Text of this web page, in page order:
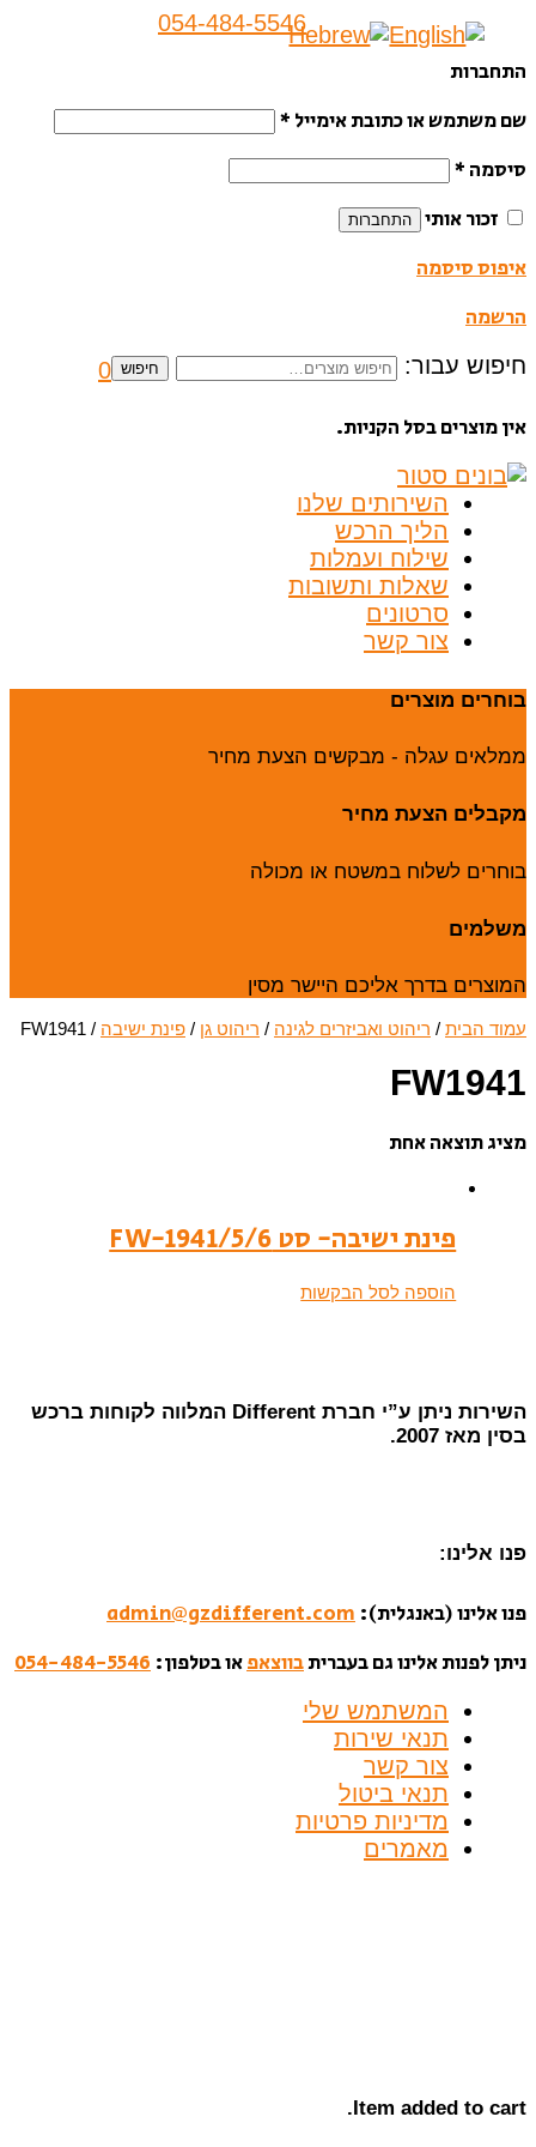
054-484-5546
התחברות
שם משתמש או כתובת אימייל *
סיסמה *
זכור אותי
התחברות
איפוס סיסמה
הרשמה
חיפוש עבור: חיפוש 0
אין מוצרים בסל הקניות.
השירותים שלנו
הליך הרכש
שילוח ועמלות
שאלות ותשובות
סרטונים
צור קשר
בוחרים מוצרים
ממלאים עגלה - מבקשים הצעת מחיר
מקבלים הצעת מחיר
בוחרים לשלוח במשטח או מכולה
משלמים
המוצרים בדרך אליכם היישר מסין
עמוד הבית / ריהוט ואביזרים לגינה / ריהוט גן / פינת ישיבה / FW1941
FW1941
מציג תוצאה אחת
פינת ישיבה- סט FW-1941/5/6
הוספה לסל הבקשות
השירות ניתן ע”י חברת Different המלווה לקוחות ברכש
בסין מאז 2007.
פנו אלינו:
פנו אלינו (באנגלית): admin@gzdifferent.com
ניתן לפנות אלינו גם בעבריתבווצאפאו בטלפון: 054-484-5546
המשתמש שלי
תנאי שירות
צור קשר
תנאי ביטול
מדיניות פרטיות
מאמרים
Item added to cart.